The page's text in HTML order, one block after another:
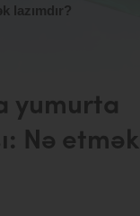
lazımdır?
yumurta
Nə etmək